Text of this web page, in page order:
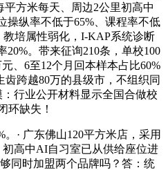
平方米每天、周边2公里初高中
操纵率不低于65%、课程率不低
教培属性弱化，I-KAP系统诊断
20%。带来征询210条，单校100
、6至12个月回本样本占比60%
跨越80万的县级市，不组织同
行业公开材料显示全国合做校
环缺失！
· 广东佛山120平方米店，采用
高中AI自习室已从供给座位进
同时加盟两个品牌吗？答：统